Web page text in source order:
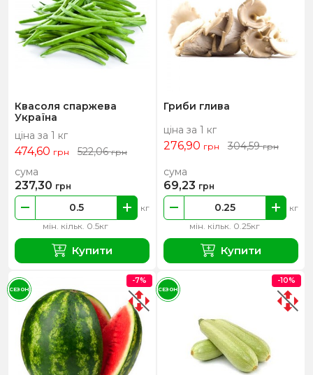
Квасоля спаржева
Україна
ціна за 1 кг
474,60 грн 522,06грн
мін. кільк. 0.5кг
кг
сума
237,30 грн
Купити
Гриби глива
ціна за 1 кг
276,90 грн 304,59грн
мін. кільк. 0.25кг
кг
сума
69,23 грн
Купити
-7%
СЕЗОН
-10%
СЕЗОН